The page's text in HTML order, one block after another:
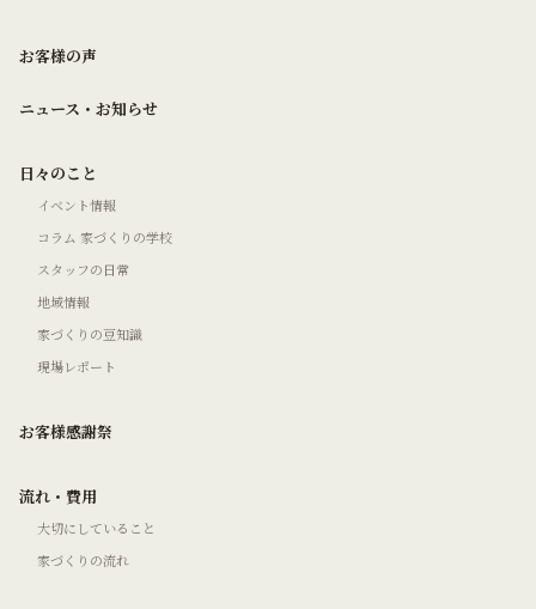
お客様の声
ニュース・お知らせ
日々のこと
イベント情報
コラム 家づくりの学校
スタッフの日常
地域情報
家づくりの豆知識
現場レポート
お客様感謝祭
流れ・費用
大切にしていること
家づくりの流れ